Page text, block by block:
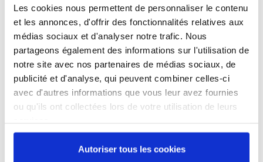
Les cookies nous permettent de personnaliser le contenu
et les annonces, d'offrir des fonctionnalités relatives aux
médias sociaux et d'analyser notre trafic. Nous
partageons également des informations sur l'utilisation de
notre site avec nos partenaires de médias sociaux, de
publicité et d'analyse, qui peuvent combiner celles-ci
avec d'autres informations que vous leur avez fournies
ou qu'ils ont collectées lors de votre utilisation de leurs
Autoriser tous les cookies
Ajouter au panier
DescriptionDétails du produitAvis(0)